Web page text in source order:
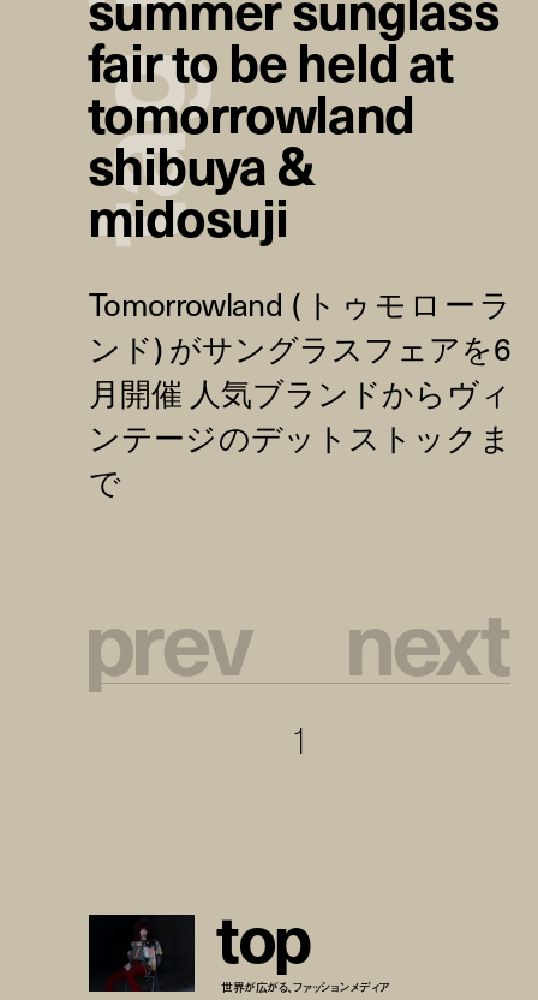
t
a
g
fair to be held at
tomorrowland
shibuya &
midosuji
prev next
1
top
世界が広がる、ファッションメディア